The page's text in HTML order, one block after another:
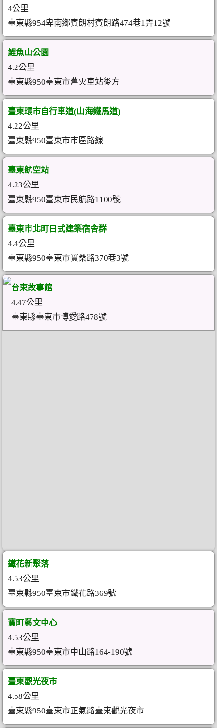
4公里
臺東縣954卑南鄉賓朗村賓朗路474巷1弄12號
鯉魚山公園
4.2公里
臺東縣950臺東市舊火車站後方
臺東環市自行車道(山海鐵馬道)
4.22公里
臺東縣950臺東市市區路線
臺東航空站
4.23公里
臺東縣950臺東市民航路1100號
臺東市北町日式建築宿舍群
4.4公里
臺東縣950臺東市寶桑路370巷3號
台東故事館
4.47公里
臺東縣臺東市博愛路478號
鐵花新聚落
4.53公里
臺東縣950臺東市鐵花路369號
寶町藝文中心
4.53公里
臺東縣950臺東市中山路164-190號
臺東觀光夜市
4.58公里
臺東縣950臺東市正氣路臺東觀光夜市